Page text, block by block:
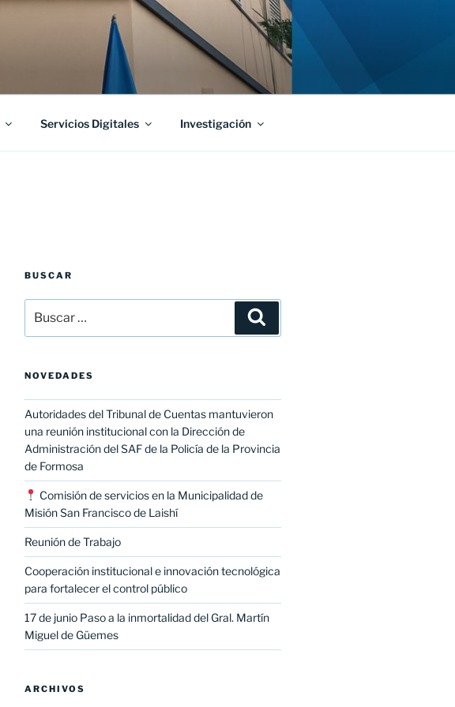
Servicios Digitales Investigación
BUSCAR
por:
NOVEDADES
Autoridades del Tribunal de Cuentas mantuvieron
una reunión institucional con la Dirección de
Administración del SAF de la Policía de la Provincia
de Formosa
Comisión de servicios en la Municipalidad de
Misión San Francisco de Laishí
Reunión de Trabajo
Cooperación institucional e innovación tecnológica
para fortalecer el control público
17 de junio Paso a la inmortalidad del Gral. Martín
Miguel de Güemes
ARCHIVOS